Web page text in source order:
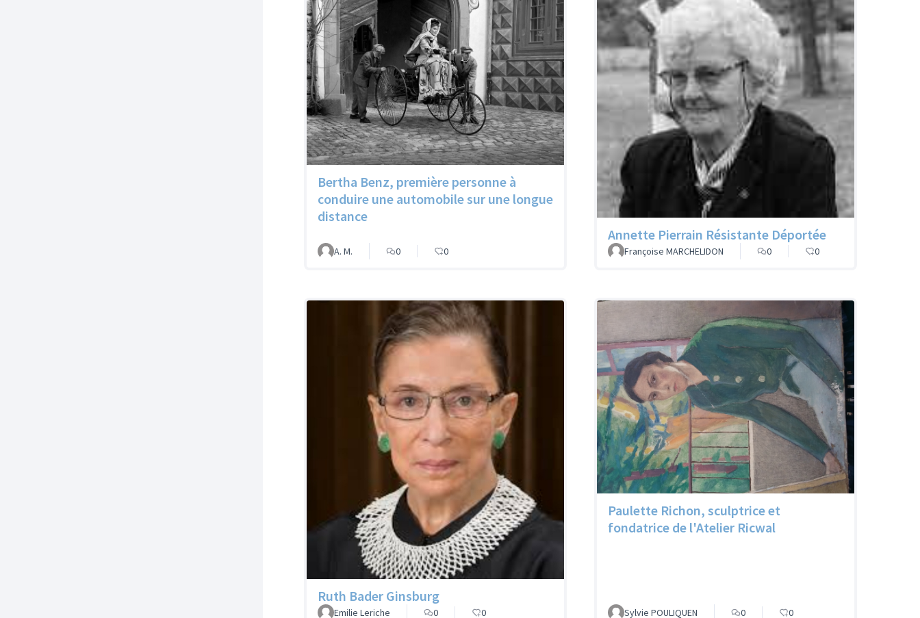
Bertha Benz, première personne à
conduire une automobile sur une longue
distance
A. M. 0 0
Annette Pierrain Résistante Déportée
Françoise MARCHELIDON 0 0
Ruth Bader Ginsburg
Emilie Leriche 0 0
Paulette Richon, sculptrice et
fondatrice de l'Atelier Ricwal
Sylvie POULIQUEN 0 0